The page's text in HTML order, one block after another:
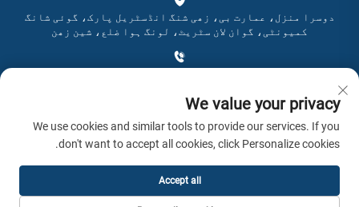
دوسرا منزل، عمارت بی، زھی شنگ انڈسٹریل پارک، گوئی شانگ
کمیونٹی، گوان لان سٹریٹ، لونگ ہوا ضلع، شین زھن
کاپی رائٹ © 2026 AWSTOUCH تمام حقوق محفوظ ہیں۔ - رازداری کی
We value your privacy
We use cookies and similar tools to provide our services. If you
don't want to accept all cookies, click Personalize cookies.
Accept all